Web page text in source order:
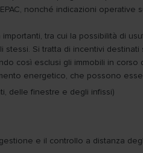
nonché indicazioni
tra cui la possibilità di
Si tratta di incentivi
così esclusi gli immobili in
energetico, che possono
delle finestre e degli infissi)
e il controllo a distanza